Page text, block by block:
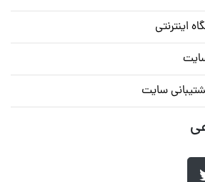
اینترنتی
سایت